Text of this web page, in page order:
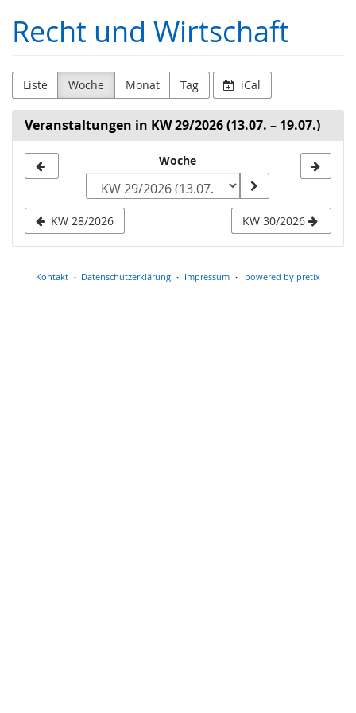
Haupt-
Inhalt
Recht und Wirtschaft
Liste Woche Monat Tag iCal
Veranstaltungen in KW 29/2026 (13.07. – 19.07.)
zur
Anzeige
auswählen
Woche
KW 28/2026 KW 30/2026
Kontakt Datenschutzerklärung Impressum powered by pretix